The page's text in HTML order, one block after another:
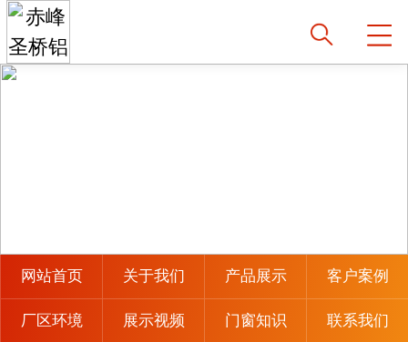
网站首页 关于我们 产品展示 客户案例
厂区环境 展示视频 门窗知识 联系我们